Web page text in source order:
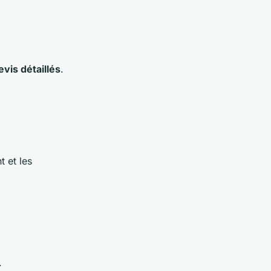
détaillés.
et les